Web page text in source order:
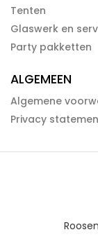
Tenten
Glaswerk en
Party pakketten
ALGEMEEN
Algemene
Privacy